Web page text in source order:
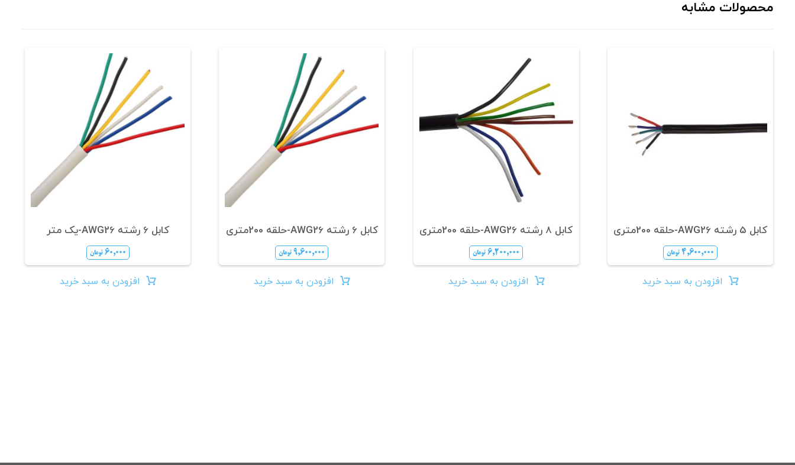
محصولات مشابه
کابل 5 رشته AWG26-حلقه 200متری
۴,۶۰۰,۰۰۰ تومان
افزودن به سبد خرید
کابل 8 رشته AWG26-حلقه 200متری
۶,۲۰۰,۰۰۰ تومان
افزودن به سبد خرید
کابل 6 رشته AWG26-حلقه 200متری
۹,۶۰۰,۰۰۰ تومان
افزودن به سبد خرید
کابل 6 رشته AWG26-یک متر
۶۰,۰۰۰ تومان
افزودن به سبد خرید